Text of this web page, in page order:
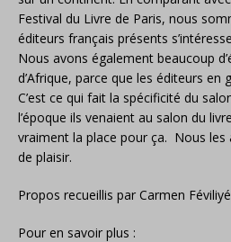
Festival du Livre de Paris, nous
éditeurs français présents
Nous avons également beaucoup
d’Afrique, parce que les éditeurs en
C’est ce qui fait la spécificité du
l’époque ils venaient au salon du
vraiment la place pour ça. Nous les
de plaisir.
Propos recueillis par Carmen Féviliyé
Pour en savoir plus :